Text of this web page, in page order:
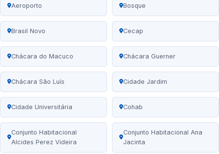
Aeroporto Bosque
Brasil Novo Cecap
Chácara do Macuco Chácara Guerner
Chácara São Luís Cidade Jardim
Cidade Universitária Cohab
Conjunto Habitacional
Alcides Perez Videira
Conjunto Habitacional Ana
Jacinta